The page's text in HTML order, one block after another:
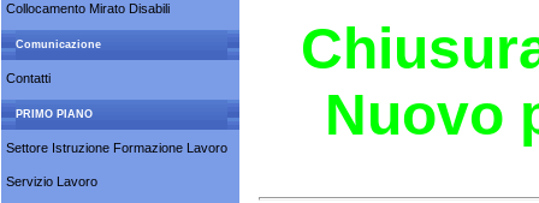
Collocamento Mirato Disabili
Comunicazione
Contatti
PRIMO PIANO
Settore Istruzione Formazione Lavoro
Servizio Lavoro
Nuovo